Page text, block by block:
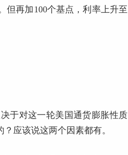
但再加100个基点，利率上升至
于对这一轮美国通货膨胀性质
应该说这两个因素都有。